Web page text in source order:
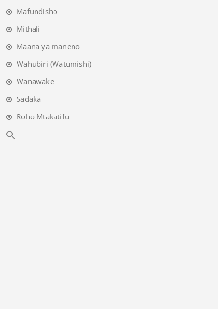
Mafundisho
Mithali
Maana ya maneno
Wahubiri (Watumishi)
Wanawake
Sadaka
Roho Mtakatifu